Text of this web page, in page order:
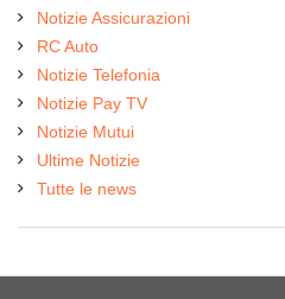
Notizie Assicurazioni
RC Auto
Notizie Telefonia
Notizie Pay TV
Notizie Mutui
Ultime Notizie
Tutte le news